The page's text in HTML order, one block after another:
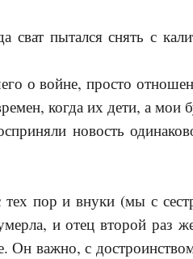
сват пытался снять с
о войне, просто
когда их дети, а мои
новость
пор и внуки (мы с
и отец второй раз
важно, с